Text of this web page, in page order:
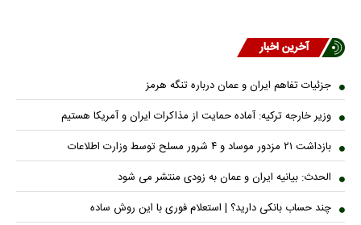
آخرین اخبار
جزئیات تفاهم ایران و عمان درباره تنگه هرمز
وزیر خارجه ترکیه: آماده حمایت از مذاکرات ایران و آمریکا هستیم
بازداشت ۲۱ مزدور موساد و ۴ شرور مسلح توسط وزارت اطلاعات
الحدث: بیانیه ایران و عمان به زودی منتشر می شود
چند حساب بانکی دارید؟ | استعلام فوری با این روش ساده